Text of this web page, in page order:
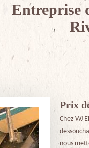
Entreprise
Prix
Chez WJ
nous